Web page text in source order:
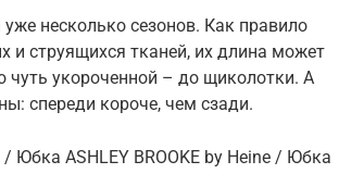
несколько сезонов. Как правило
и струящихся тканей, их длина может
чуть укороченной – до щиколотки. А
спереди короче, чем сзади.
Юбка ASHLEY BROOKE by Heine / Юбка